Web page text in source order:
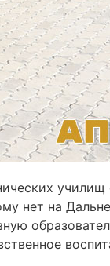
училищ
нет на